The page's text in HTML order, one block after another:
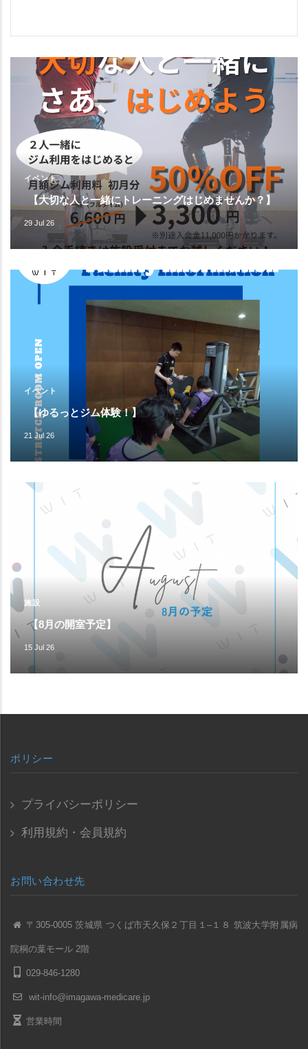
イベント
【大切な人と一緒にトレーニングはじめませんか？】
29 Jul 26
イベント
【ゆるっとジム体験！】
21 Jul 26
施設
【8月の開室予定】
15 Jul 26
ポリシー
プライバシーポリシー
利用規約・会員規約
お問い合わせ先
〒305-0005 茨城県 つくば市天久保２丁目１–１８ 筑波大学附属病
院桐の葉モール 2階
029-846-1280
wit-info@imagawa-medicare.jp
営業時間